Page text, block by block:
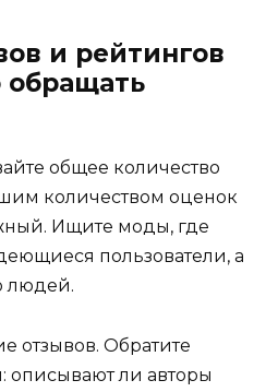
и рейтингов
обращать
общее количество
количеством оценок
Ищите моды, где
пользователи, а
людей.
отзывов. Обратите
описывают ли авторы